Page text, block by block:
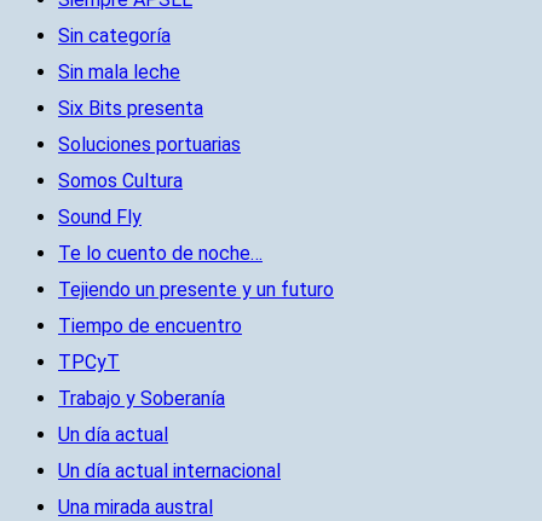
Sin categoría
Sin mala leche
Six Bits presenta
Soluciones portuarias
Somos Cultura
Sound Fly
Te lo cuento de noche…
Tejiendo un presente y un futuro
Tiempo de encuentro
TPCyT
Trabajo y Soberanía
Un día actual
Un día actual internacional
Una mirada austral